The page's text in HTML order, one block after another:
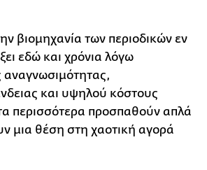
βιομηχανία των περιοδικών εν
εδώ και χρόνια λόγω
αναγνωσιμότητας,
και υψηλού κόστους
περισσότερα προσπαθούν απλά
μια θέση στη χαοτική αγορά